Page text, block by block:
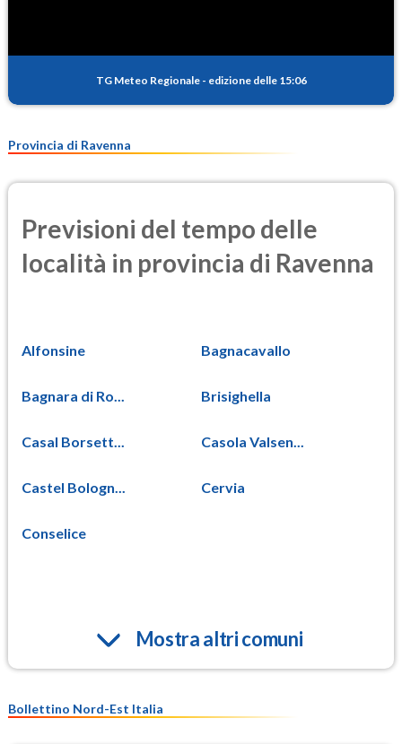
TG Meteo Regionale - edizione delle 15:06
Provincia di Ravenna
Previsioni del tempo delle
località in provincia di Ravenna
Alfonsine Bagnacavallo
Bagnara di Ro... Brisighella
Casal Borsett... Casola Valsen...
Castel Bologn... Cervia
Conselice
Mostra altri comuni
Bollettino Nord-Est Italia